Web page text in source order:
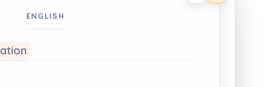
ENGLISH